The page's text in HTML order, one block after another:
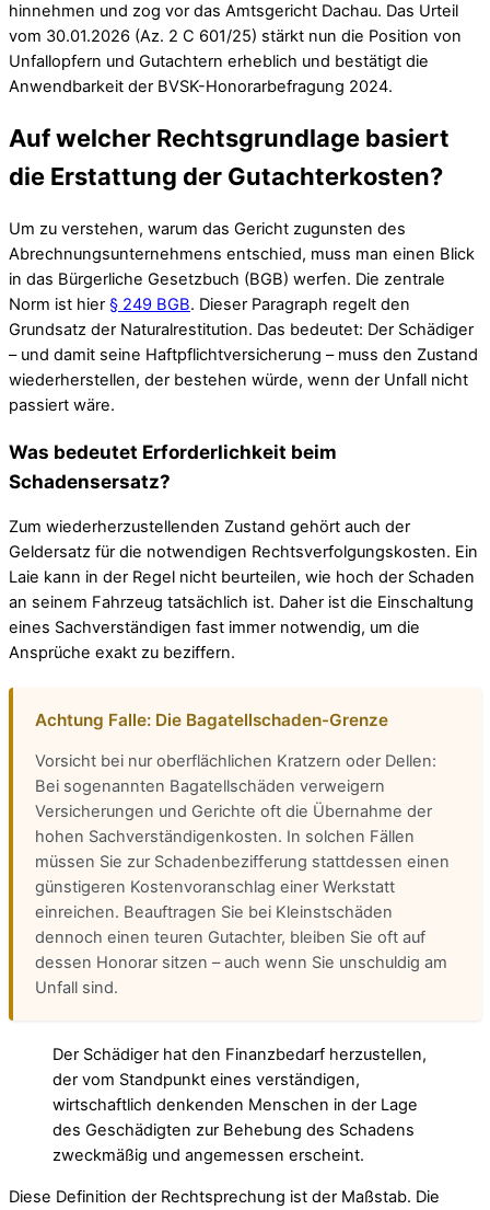
hinnehmen und zog vor das Amtsgericht Dachau. Das Urteil
vom 30.01.2026 (Az. 2 C 601/25) stärkt nun die Position von
Unfallopfern und Gutachtern erheblich und bestätigt die
Anwendbarkeit der BVSK-Honorarbefragung 2024.
Auf welcher Rechtsgrundlage basiert
die Erstattung der Gutachterkosten?
Um zu verstehen, warum das Gericht zugunsten des
Abrechnungsunternehmens entschied, muss man einen Blick
in das Bürgerliche Gesetzbuch (BGB) werfen. Die zentrale
Norm ist hier § 249 BGB. Dieser Paragraph regelt den
Grundsatz der Naturalrestitution. Das bedeutet: Der Schädiger
– und damit seine Haftpflichtversicherung – muss den Zustand
wiederherstellen, der bestehen würde, wenn der Unfall nicht
passiert wäre.
Was bedeutet Erforderlichkeit beim
Schadensersatz?
Zum wiederherzustellenden Zustand gehört auch der
Geldersatz für die notwendigen Rechtsverfolgungskosten. Ein
Laie kann in der Regel nicht beurteilen, wie hoch der Schaden
an seinem Fahrzeug tatsächlich ist. Daher ist die Einschaltung
eines Sachverständigen fast immer notwendig, um die
Ansprüche exakt zu beziffern.
Achtung Falle: Die Bagatellschaden-Grenze
Vorsicht bei nur oberflächlichen Kratzern oder Dellen:
Bei sogenannten Bagatellschäden verweigern
Versicherungen und Gerichte oft die Übernahme der
hohen Sachverständigenkosten. In solchen Fällen
müssen Sie zur Schadenbezifferung stattdessen einen
günstigeren Kostenvoranschlag einer Werkstatt
einreichen. Beauftragen Sie bei Kleinstschäden
dennoch einen teuren Gutachter, bleiben Sie oft auf
dessen Honorar sitzen – auch wenn Sie unschuldig am
Unfall sind.
Der Schädiger hat den Finanzbedarf herzustellen,
der vom Standpunkt eines verständigen,
wirtschaftlich denkenden Menschen in der Lage
des Geschädigten zur Behebung des Schadens
zweckmäßig und angemessen erscheint.
Diese Definition der Rechtsprechung ist der Maßstab. Die